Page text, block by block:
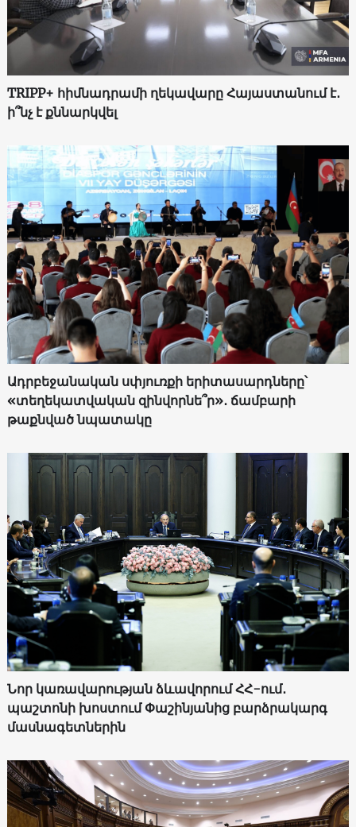
TRIPP+ հիմնադրամի ղեկավարը Հայաստանում է․
ի՞նչ է քննարկվել
Ադրբեջանական սփյուռքի երիտասարդները՝
«տեղեկատվական զինվորնե՞ր»․ ճամբարի
թաքնված նպատակը
Նոր կառավարության ձևավորում ՀՀ-ում․
պաշտոնի խոստում Փաշինյանից բարձրակարգ
մասնագետներին